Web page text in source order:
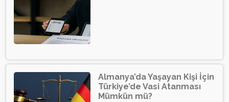
Almanya’da Yaşayan Kişi İçin
Türkiye’de Vasi Atanması
Mümkün mü?